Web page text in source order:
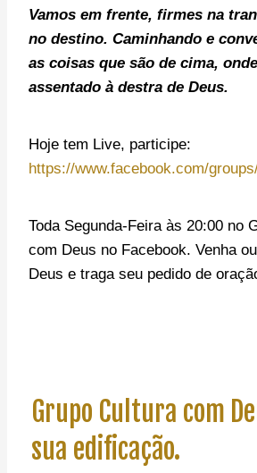
Vamos em frente, firmes na
no destino. Caminhando e
as coisas que são de cima,
assentado à destra de Deus.
Hoje tem Live, participe:
https://www.facebook.com/
Toda Segunda-Feira às 20:00 no
com Deus no Facebook.Venha
Deus e traga seu pedido de
Grupo Cultura com
sua edificação.